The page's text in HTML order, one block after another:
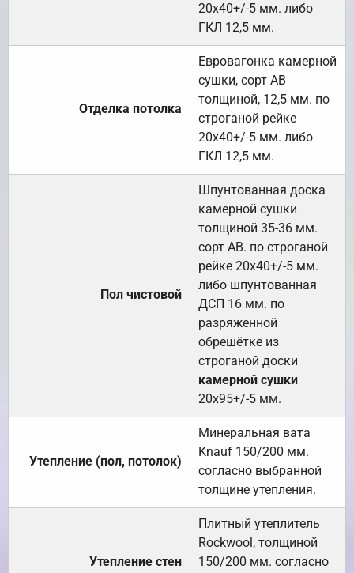
20х40+/-5 мм. либо
ГКЛ 12,5 мм.
Отделка потолка
Евровагонка камерной
сушки, сорт АВ
толщиной, 12,5 мм. по
строганой рейке
20х40+/-5 мм. либо
ГКЛ 12,5 мм.
Пол чистовой
Шпунтованная доска
камерной сушки
толщиной 35-36 мм.
сорт АВ. по строганой
рейке 20х40+/-5 мм.
либо шпунтованная
ДСП 16 мм. по
разряженной
обрешётке из
строганой доски
камерной сушки
20х95+/-5 мм.
Утепление (пол, потолок)
Минеральная вата
Knauf 150/200 мм.
согласно выбранной
толщине утепления.
Утепление стен
Плитный утеплитель
Rockwool, толщиной
150/200 мм. согласно